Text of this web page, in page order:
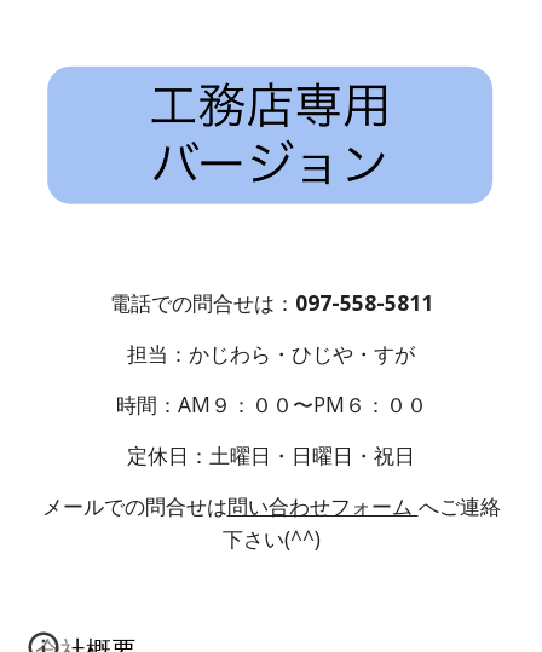
電話での問合せは： 097-558-5811
担当：かじわら・ひじや・すが
時間：AM９：００〜PM６：００
定休日：土曜日・日曜日・祝日
メールでの問合せは問い合わせフォーム へご連絡
下さい(^^)